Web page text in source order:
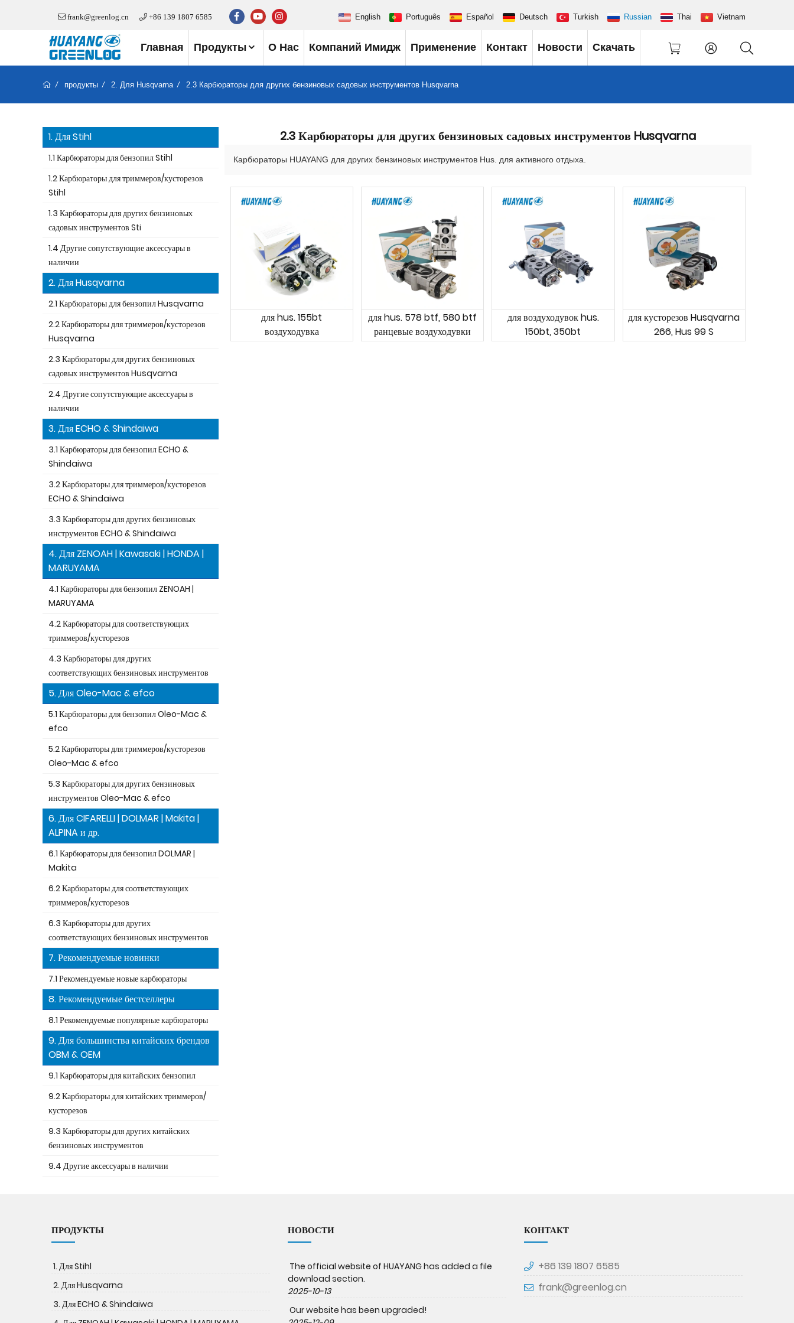
frank@greenlog.cn +86 139 1807 6585 English Português Español Deutsch Turkish Russian Thai Vietnam
Главная Продукты О Нас Компаний Имидж Применение Контакт Новости Скачать
продукты 2. Для Husqvarna 2.3 Карбюраторы для других бензиновых садовых инструментов Husqvarna
1. Для Stihl
1.1 Карбюраторы для бензопил Stihl
1.2 Карбюраторы для триммеров/кусторезов
Stihl
1.3 Карбюраторы для других бензиновых
садовых инструментов Sti
1.4 Другие сопутствующие аксессуары в
наличии
2. Для Husqvarna
2.1 Карбюраторы для бензопил Husqvarna
2.2 Карбюраторы для триммеров/кусторезов
Husqvarna
2.3 Карбюраторы для других бензиновых
садовых инструментов Husqvarna
2.4 Другие сопутствующие аксессуары в
наличии
3. Для ECHO & Shindaiwa
3.1 Карбюраторы для бензопил ECHO &
Shindaiwa
3.2 Карбюраторы для триммеров/кусторезов
ECHO & Shindaiwa
3.3 Карбюраторы для других бензиновых
инструментов ECHO & Shindaiwa
4. Для ZENOAH | Kawasaki | HONDA |
MARUYAMA
4.1 Карбюраторы для бензопил ZENOAH |
MARUYAMA
4.2 Карбюраторы для соответствующих
триммеров/кусторезов
4.3 Карбюраторы для других
соответствующих бензиновых инструментов
5. Для Oleo-Mac & efco
5.1 Карбюраторы для бензопил Oleo-Mac &
efco
5.2 Карбюраторы для триммеров/кусторезов
Oleo-Mac & efco
5.3 Карбюраторы для других бензиновых
инструментов Oleo-Mac & efco
6. Для CIFARELLI | DOLMAR | Makita |
ALPINA и др.
6.1 Карбюраторы для бензопил DOLMAR |
Makita
6.2 Карбюраторы для соответствующих
триммеров/кусторезов
6.3 Карбюраторы для других
соответствующих бензиновых инструментов
7. Рекомендуемые новинки
7.1 Рекомендуемые новые карбюраторы
8. Рекомендуемые бестселлеры
8.1 Рекомендуемые популярные карбюраторы
9. Для большинства китайских брендов
OBM & OEM
9.1 Карбюраторы для китайских бензопил
9.2 Карбюраторы для китайских триммеров/
кусторезов
9.3 Карбюраторы для других китайских
бензиновых инструментов
9.4 Другие аксессуары в наличии
2.3 Карбюраторы для других бензиновых садовых инструментов Husqvarna
Карбюраторы HUAYANG для других бензиновых инструментов Hus. для активного отдыха.
для hus. 155bt
воздуходувка
для hus. 578 btf, 580 btf
ранцевые воздуходувки
для воздуходувок hus.
150bt, 350bt
для кусторезов Husqvarna
266, Hus 99 S
ПРОДУКТЫ
1. Для Stihl
2. Для Husqvarna
3. Для ECHO & Shindaiwa
НОВОСТИ
The official website of HUAYANG has added a file
download section.
2025-10-13
Our website has been upgraded!
КОНТАКТ
+86 139 1807 6585
frank@greenlog.cn